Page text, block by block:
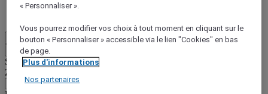
Retour
Sélectionnez votre zone et votre langue ci-dessous
Zone géographique
« Personnaliser ».
Vous pourrez modifier vos choix à tout moment en cliquant sur le
bouton « Personnaliser » accessible via le lien "Cookies" en bas
de page.
Plus d'informations
Nos partenaires